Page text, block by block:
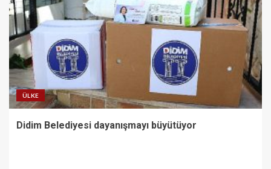
ÜLKE
Didim Belediyesi dayanışmayı büyütüyor